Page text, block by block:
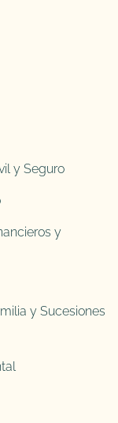
y Seguro
y
y Sucesiones